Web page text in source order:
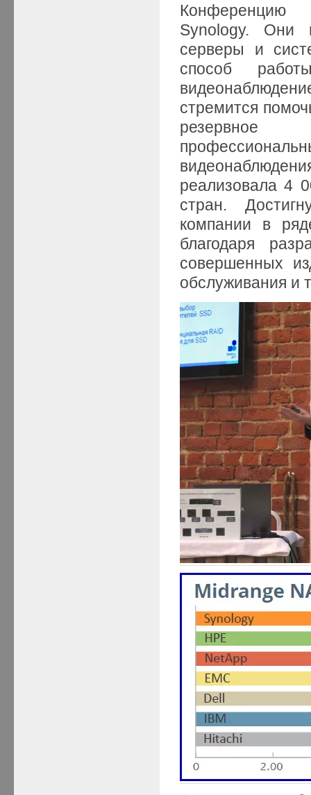
Конференцию
Synology. Они
серверы и
способ
стремится
резервное
реализовала 4
стран.
компании в
благодаря
совершенных
обслуживания и